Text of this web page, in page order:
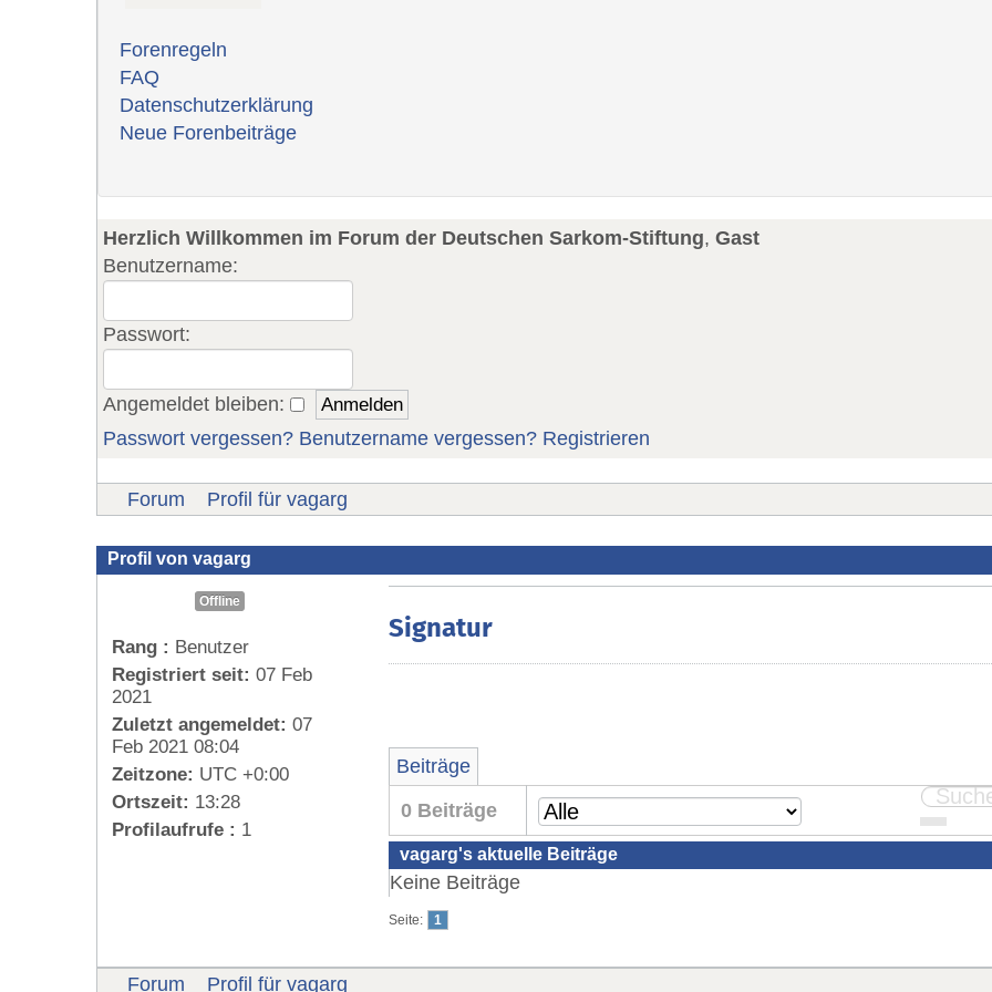
Forenregeln
FAQ
Datenschutzerklärung
Neue Forenbeiträge
Herzlich Willkommen im Forum der Deutschen Sarkom-Stiftung, Gast
Benutzername:
Passwort:
Angemeldet bleiben:
Passwort vergessen? Benutzername vergessen? Registrieren
Forum Profil für vagarg
Profil von vagarg
Offline
Rang : Benutzer
Registriert seit: 07 Feb
2021
Zuletzt angemeldet: 07
Feb 2021 08:04
Zeitzone: UTC +0:00
Ortszeit: 13:28
Profilaufrufe : 1
Signatur
Beiträge
0 Beiträge
vagarg's aktuelle Beiträge
Keine Beiträge
Seite: 1
Forum Profil für vagarg